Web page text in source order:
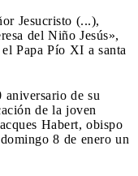
Jesucristo (...),
del Niño Jesús»,
Papa Pío XI a santa
de su
de la joven
Habert, obispo
8 de enero un